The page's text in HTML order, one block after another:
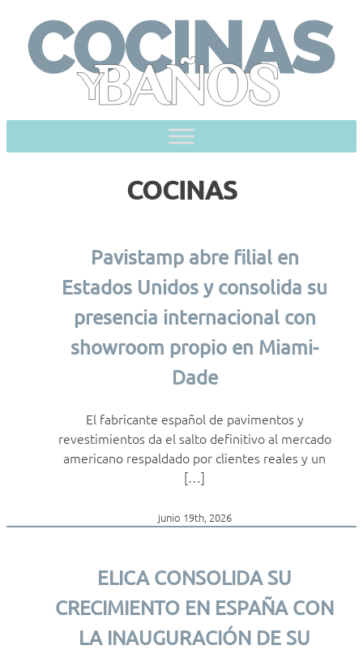
content
COCINAS
Pavistamp abre filial en
Estados Unidos y consolida su
presencia internacional con
showroom propio en Miami-
Dade
El fabricante español de pavimentos y
revestimientos da el salto definitivo al mercado
americano respaldado por clientes reales y un
[…]
junio 19th, 2026
ELICA CONSOLIDA SU
CRECIMIENTO EN ESPAÑA CON
LA INAUGURACIÓN DE SU